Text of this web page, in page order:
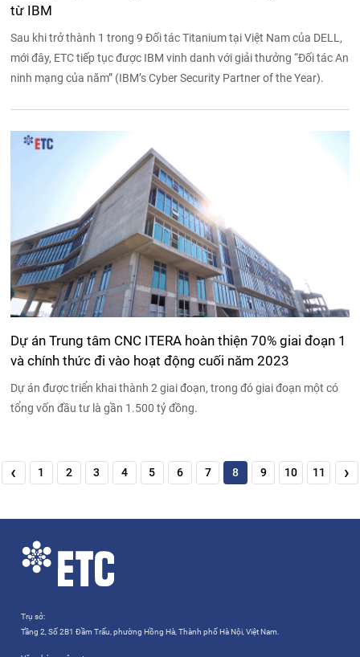
từ IBM
Sau khi trở thành 1 trong 9 Đối tác Titanium tại Việt Nam của DELL,
mới đây, ETC tiếp tục được IBM vinh danh với giải thưởng “Đối tác An
ninh mạng của năm” (IBM’s Cyber Security Partner of the Year).
Dự án Trung tâm CNC ITERA hoàn thiện 70% giai đoạn 1
và chính thức đi vào hoạt động cuối năm 2023
Dự án được triển khai thành 2 giai đoạn, trong đó giai đoạn một có
tổng vốn đầu tư là gần 1.500 tỷ đồng.
‹ 1 2 3 4 5 6 7 8 9 10 11 ›
Trụ sở:
Tầng 2, Số 2B1 Đầm Trấu, phường Hồng Hà, Thành phố Hà Nội, Việt Nam.